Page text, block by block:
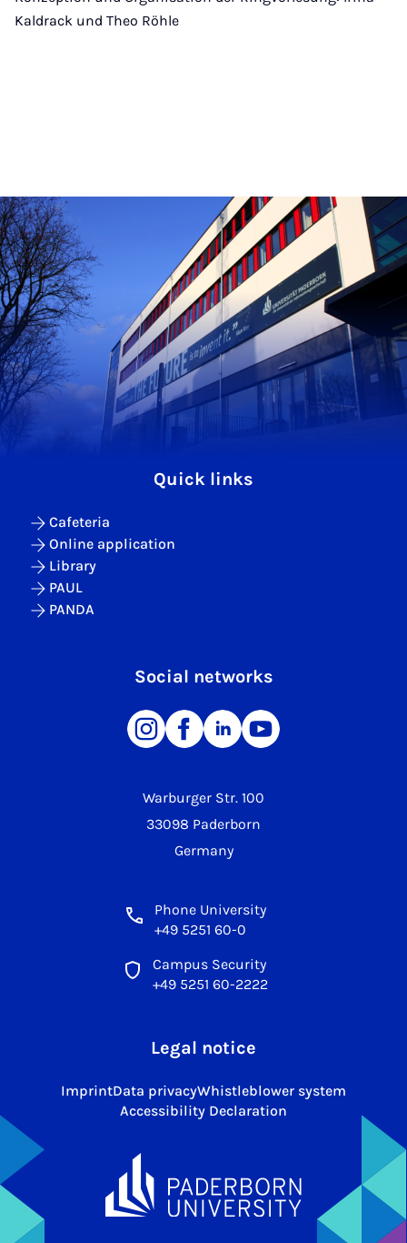
Kaldrack und Theo Röhle
Warburger Str. 100
33098 Paderborn
Germany
Phone University
+49 5251 60-0
Campus Security
+49 5251 60-2222
Quick links
Cafeteria
Online application
Library
PAUL
PANDA
Social networks
Legal notice
ImprintData privacyWhistleblower system
Accessibility Declaration